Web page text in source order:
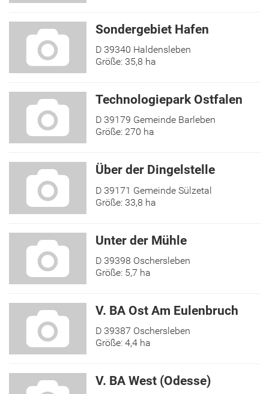
Sondergebiet Hafen
D 39340 Haldensleben
Größe: 35,8 ha
Technologiepark Ostfalen
D 39179 Gemeinde Barleben
Größe: 270 ha
Über der Dingelstelle
D 39171 Gemeinde Sülzetal
Größe: 33,8 ha
Unter der Mühle
D 39398 Oschersleben
Größe: 5,7 ha
V. BA Ost Am Eulenbruch
D 39387 Oschersleben
Größe: 4,4 ha
V. BA West (Odesse)